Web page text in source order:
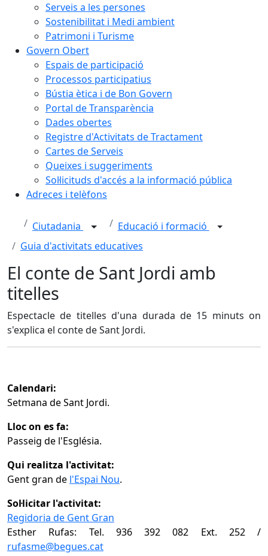
Serveis a les persones
Sostenibilitat i Medi ambient
Patrimoni i Turisme
Govern Obert
Espais de participació
Processos participatius
Bústia ètica i de Bon Govern
Portal de Transparència
Dades obertes
Registre d'Activitats de Tractament
Cartes de Serveis
Queixes i suggeriments
Sol·licituds d'accés a la informació pública
Adreces i telèfons
Ciutadania
Educació i formació
Guia d'activitats educatives
El conte de Sant Jordi amb
titelles
Espectacle de titelles d'una durada de 15 minuts on
s'explica el conte de Sant Jordi.
Calendari:
Setmana de Sant Jordi.
Lloc on es fa:
Passeig de l'Església.
Qui realitza l'activitat:
Gent gran de l'Espai Nou.
Sol·licitar l'activitat:
Regidoria de Gent Gran
Esther Rufas: Tel. 936 392 082 Ext. 252 /
rufasme@begues.cat